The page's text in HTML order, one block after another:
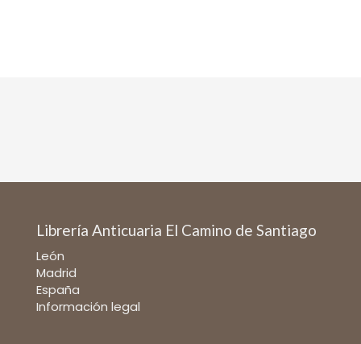
Librería Anticuaria El Camino de Santiago
León
Madrid
España
Información legal